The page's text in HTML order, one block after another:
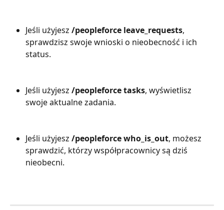
Jeśli użyjesz /peopleforce leave_requests,
sprawdzisz swoje wnioski o nieobecność i ich
status.
Jeśli użyjesz /peopleforce tasks, wyświetlisz
swoje aktualne zadania.
Jeśli użyjesz /peopleforce who_is_out, możesz
sprawdzić, którzy współpracownicy są dziś
nieobecni.